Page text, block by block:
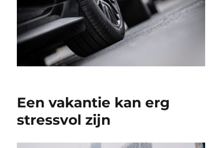
Een vakantie kan erg
stressvol zijn